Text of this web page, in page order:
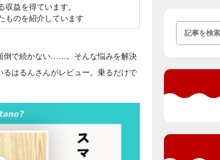
益を得ています。
ものを紹介しています
倒で続かない……。そんな悩みを解決
はるんさんがレビュー。乗るだけで